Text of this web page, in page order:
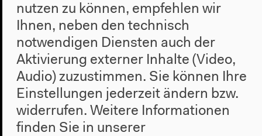
#Diskurs #Musik
Vorherige Veranstaltung
Hauch
nutzen zu können, empfehlen wir
Ihnen, neben den technisch
notwendigen Diensten auch der
Aktivierung externer Inhalte (Video,
Audio) zuzustimmen. Sie können Ihre
Einstellungen jederzeit ändern bzw.
widerrufen. Weitere Informationen
finden Sie in unserer